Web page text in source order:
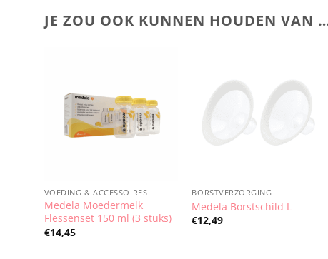
JE ZOU OOK KUNNEN HOUDEN VAN
VOEDING & ACCESSOIRES
Medela Moedermelk
Flessenset 150 ml (3 stuks)
€14,45
BORSTVERZORGING
Medela Borstschild L
€12,49